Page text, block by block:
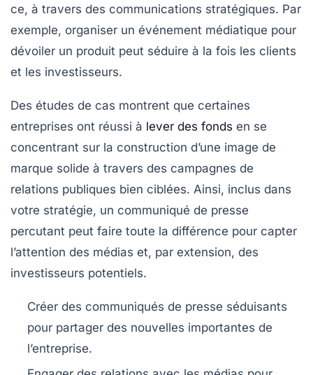
ce, à travers des communications stratégiques. Par
exemple, organiser un événement médiatique pour
dévoiler un produit peut séduire à la fois les clients
et les investisseurs.
Des études de cas montrent que certaines
entreprises ont réussi à lever des fonds en se
concentrant sur la construction d’une image de
marque solide à travers des campagnes de
relations publiques bien ciblées. Ainsi, inclus dans
votre stratégie, un communiqué de presse
percutant peut faire toute la différence pour capter
l’attention des médias et, par extension, des
investisseurs potentiels.
Créer des communiqués de presse séduisants
pour partager des nouvelles importantes de
l’entreprise.